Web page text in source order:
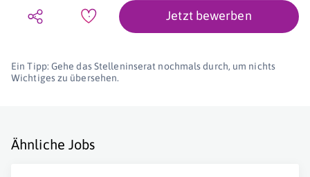
Jetzt bewerben
Ein Tipp: Gehe das Stelleninserat nochmals durch, um nichts
Wichtiges zu übersehen.
Ähnliche Jobs